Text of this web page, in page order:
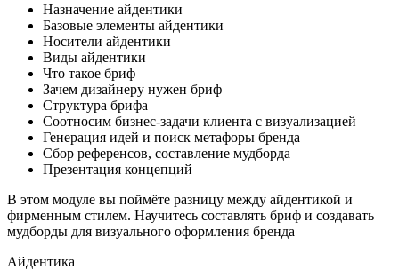
Назначение айдентики
Базовые элементы айдентики
Носители айдентики
Виды айдентики
Что такое бриф
Зачем дизайнеру нужен бриф
Структура брифа
Соотносим бизнес-задачи клиента с визуализацией
Генерация идей и поиск метафоры бренда
Сбор референсов, составление мудборда
Презентация концепций
В этом модуле вы поймёте разницу между айдентикой и
фирменным стилем. Научитесь составлять бриф и создавать
мудборды для визуального оформления бренда
Айдентика